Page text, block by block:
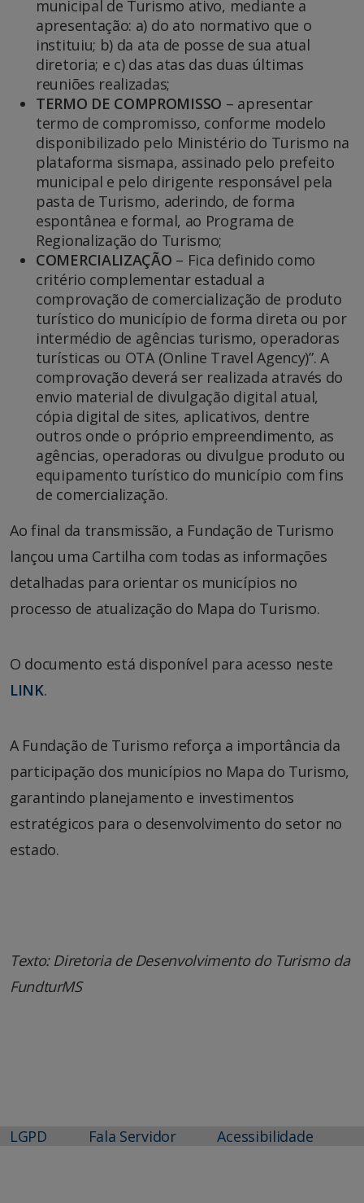
municipal de Turismo ativo, mediante a
apresentação: a) do ato normativo que o
instituiu; b) da ata de posse de sua atual
diretoria; e c) das atas das duas últimas
reuniões realizadas;
TERMO DE COMPROMISSO – apresentar
termo de compromisso, conforme modelo
disponibilizado pelo Ministério do Turismo na
plataforma sismapa, assinado pelo prefeito
municipal e pelo dirigente responsável pela
pasta de Turismo, aderindo, de forma
espontânea e formal, ao Programa de
Regionalização do Turismo;
COMERCIALIZAÇÃO – Fica definido como
critério complementar estadual a
comprovação de comercialização de produto
turístico do município de forma direta ou por
intermédio de agências turismo, operadoras
turísticas ou OTA (Online Travel Agency)”. A
comprovação deverá ser realizada através do
envio material de divulgação digital atual,
cópia digital de sites, aplicativos, dentre
outros onde o próprio empreendimento, as
agências, operadoras ou divulgue produto ou
equipamento turístico do município com fins
de comercialização.
Ao final da transmissão, a Fundação de Turismo
lançou uma Cartilha com todas as informações
detalhadas para orientar os municípios no
processo de atualização do Mapa do Turismo.
O documento está disponível para acesso neste
LINK.
A Fundação de Turismo reforça a importância da
participação dos municípios no Mapa do Turismo,
garantindo planejamento e investimentos
estratégicos para o desenvolvimento do setor no
estado.
Texto: Diretoria de Desenvolvimento do Turismo da
FundturMS
LGPD Fala Servidor Acessibilidade